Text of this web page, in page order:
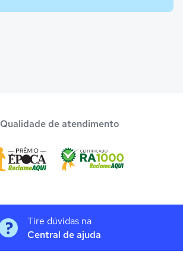
Qualidade de atendimento
Tire dúvidas na
Central de ajuda